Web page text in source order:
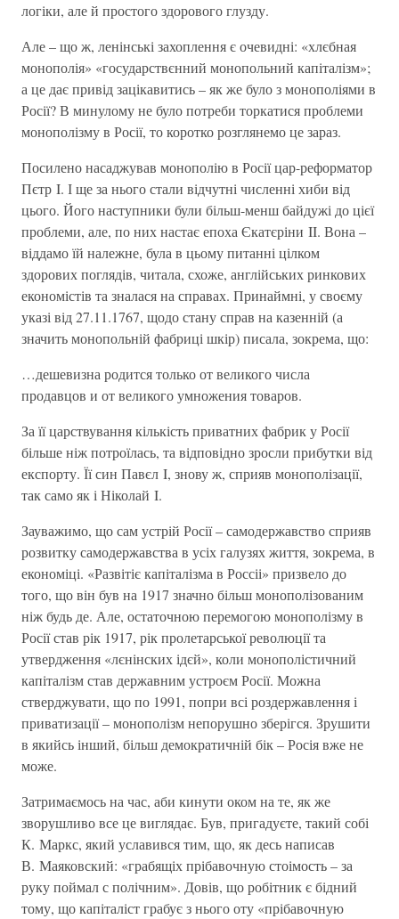
логіки, але й простого здорового глузду.
Але – що ж, ленінські захоплення є очевидні: «хлєбная
монополія» «государствєнний монопольний капіталізм»;
а це дає привід зацікавитись – як же було з монополіями в
Росії? В минулому не було потреби торкатися проблеми
монополізму в Росії, то коротко розглянемо це зараз.
Посилено насаджував монополію в Росії цар-реформатор
Пєтр I. І ще за нього стали відчутні численні хиби від
цього. Його наступники були більш-менш байдужі до цієї
проблеми, але, по них настає епоха Єкатєріни II. Вона –
віддамо їй належне, була в цьому питанні цілком
здорових поглядів, читала, схоже, англійських ринкових
економістів та зналася на справах. Принаймні, у своєму
указі від 27.11.1767, щодо стану справ на казенній (а
значить монопольній фабриці шкір) писала, зокрема, що:
…дешевизна родится только от великого числа
продавцов и от великого умножения товаров.
За її царствування кількість приватних фабрик у Росії
більше ніж потроїлась, та відповідно зросли прибутки від
експорту. Її син Павєл I, знову ж, сприяв монополізації,
так само як і Ніколай I.
Зауважимо, що сам устрій Росії – самодержавство сприяв
розвитку самодержавства в усіх галузях життя, зокрема, в
економіці. «Развітіє капіталізма в Россіі» призвело до
того, що він був на 1917 значно більш монополізованим
ніж будь де. Але, остаточною перемогою монополізму в
Росії став рік 1917, рік пролетарської революції та
утвердження «лєнінских ідєй», коли монополістичний
капіталізм став державним устроєм Росії. Можна
стверджувати, що по 1991, попри всі роздержавлення і
приватизації – монополізм непорушно зберігся. Зрушити
в якийсь інший, більш демократичній бік – Росія вже не
може.
Затримаємось на час, аби кинути оком на те, як же
зворушливо все це виглядає. Був, пригадуєте, такий собі
К. Маркс, який уславився тим, що, як десь написав
В. Маяковский: «грабящіх прібавочную стоімость – за
руку поймал с полічним». Довів, що робітник є бідний
тому, що капіталіст грабує з нього оту «прібавочную